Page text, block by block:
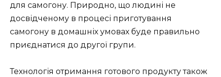
для самогону. Природно, що людині не
досвідченому в процесі приготування
самогону в домашніх умовах буде правильно
приєднатися до другої групи.
Технологія отримання готового продукту також